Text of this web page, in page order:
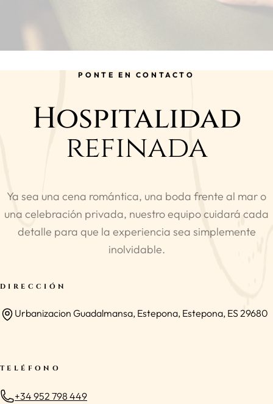
PONTE EN CONTACTO
Hospitalidad
refinada
Ya sea una cena romántica, una boda frente al mar o
una celebración privada, nuestro equipo cuidará cada
detalle para que la experiencia sea simplemente
inolvidable.
DIRECCIÓN
Urbanizacion Guadalmansa, Estepona, Estepona, ES 29680
TELÉFONO
+34 952 798 449